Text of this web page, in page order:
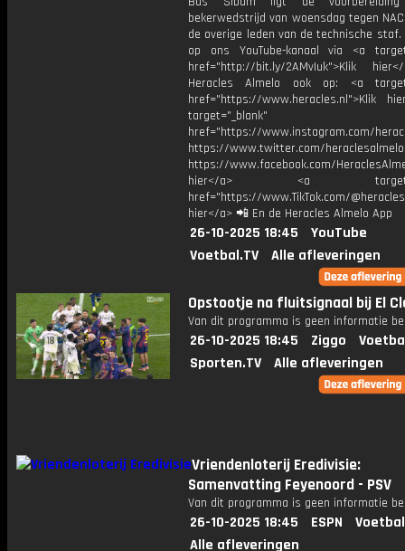
bekerwedstrijd van woensdag tegen
de overige leden van de technische staf.
op ons YouTube-kanaal via <a
href="http://bit.ly/2AMvIuk">Klik
Heracles Almelo ook op: <a
href="https://www.heracles.nl">Klik
target="_blank"
href="https://www.instagram.com/
https://www.twitter.com/heraclesalmelo
https://www.facebook.com/
hier</a> <a
href="https://www.TikTok.com/
hier</a> 📲 En de Heracles Almelo App
26-10-2025 18:45
YouTube
Voetbal.TV
Alle afleveringen
Opstootje na fluitsignaal bij El
Van dit programma is geen informatie
26-10-2025 18:45 Ziggo
Sporten.TV
Alle afleveringen
Vriendenloterij Eredivisie:
Samenvatting Feyenoord - PSV
Van dit programma is geen informatie
26-10-2025 18:45 ESPN
Alle afleveringen